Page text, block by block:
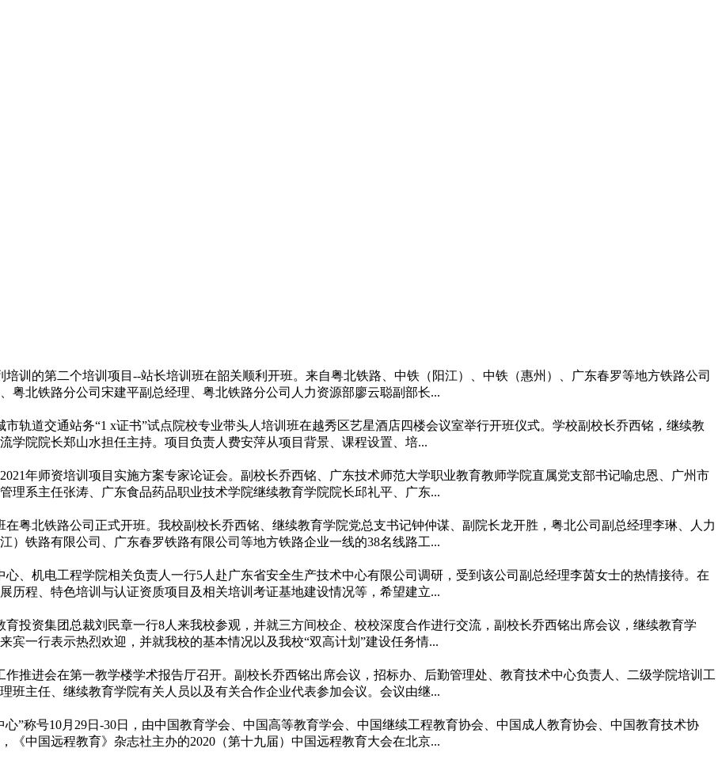
训的第二个培训项目--站长培训班在韶关顺利开班。来自粤北铁路、中铁（阳江）、中铁（惠州）、广东春罗等地方铁路公司
粤北铁路分公司宋建平副总经理、粤北铁路分公司人力资源部廖云聪副部长...
市轨道交通站务“1 x证书”试点院校专业带头人培训班在越秀区艺星酒店四楼会议室举行开班仪式。学校副校长乔西铭，继续教
学院院长郑山水担任主持。项目负责人费安萍从项目背景、课程设置、培...
年师资培训项目实施方案专家论证会。副校长乔西铭、广东技术师范大学职业教育教师学院直属党支部书记喻忠恩、广州市
理系主任张涛、广东食品药品职业技术学院继续教育学院院长邱礼平、广东...
粤北铁路公司正式开班。我校副校长乔西铭、继续教育学院党总支书记钟仲谋、副院长龙开胜，粤北公司副总经理李琳、人力
）铁路有限公司、广东春罗铁路有限公司等地方铁路企业一线的38名线路工...
、机电工程学院相关负责人一行5人赴广东省安全生产技术中心有限公司调研，受到该公司副总经理李茵女士的热情接待。在
历程、特色培训与认证资质项目及相关培训考证基地建设情况等，希望建立...
投资集团总裁刘民章一行8人来我校参观，并就三方间校企、校校深度合作进行交流，副校长乔西铭出席会议，继续教育学
宾一行表示热烈欢迎，并就我校的基本情况以及我校“双高计划”建设任务情...
推进会在第一教学楼学术报告厅召开。副校长乔西铭出席会议，招标办、后勤管理处、教育技术中心负责人、二级学院培训工
班主任、继续教育学院有关人员以及有关合作企业代表参加会议。会议由继...
”称号10月29日-30日，由中国教育学会、中国高等教育学会、中国继续工程教育协会、中国成人教育协会、中国教育技术协
《中国远程教育》杂志社主办的2020（第十九届）中国远程教育大会在北京...